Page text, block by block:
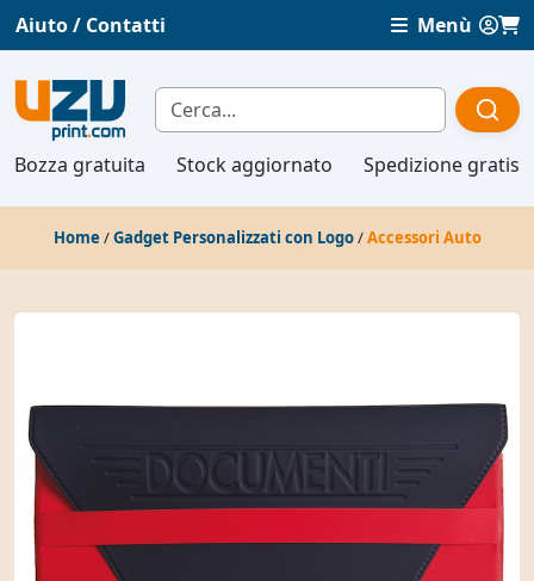
Aiuto / Contatti Menù
Bozza gratuita Stock aggiornato Spedizione gratis
Home /Gadget Personalizzati con Logo/Accessori Auto